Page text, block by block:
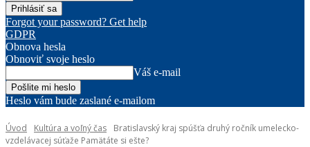
Forgot your password? Get help
GDPR
Obnova hesla
Obnoviť svoje heslo
Váš e-mail
Heslo vám bude zaslané e-mailom
Úvod Kultúra a voľný čas
Bratislavský kraj spúšťa druhý ročník umelecko-
vzdelávacej súťaže Pamätáte si ešte?